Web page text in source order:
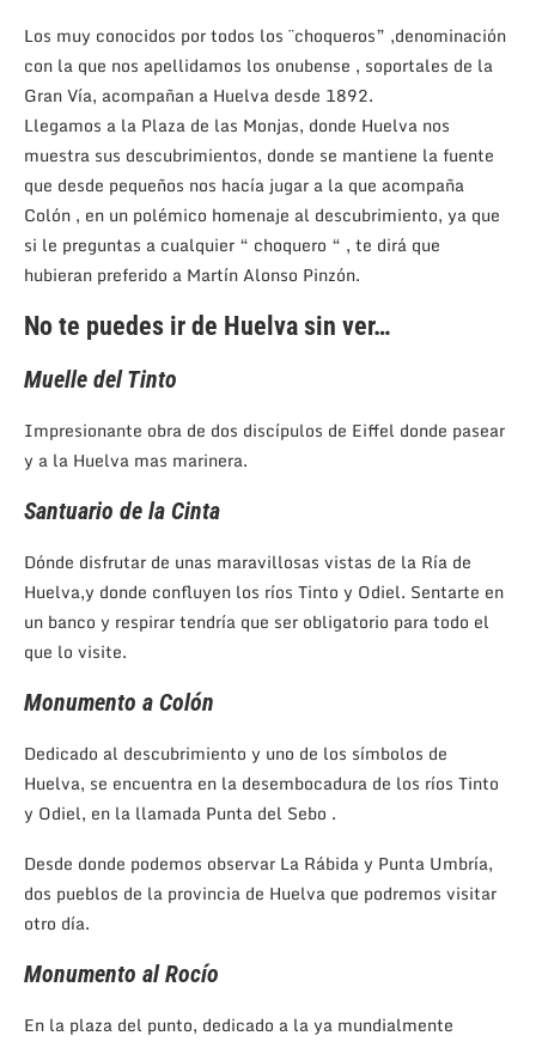
Los muy conocidos por todos los ¨choqueros” ,denominación
con la que nos apellidamos los onubense , soportales de la
Gran Vía, acompañan a Huelva desde 1892.
Llegamos a la Plaza de las Monjas, donde Huelva nos
muestra sus descubrimientos, donde se mantiene la fuente
que desde pequeños nos hacía jugar a la que acompaña
Colón , en un polémico homenaje al descubrimiento, ya que
si le preguntas a cualquier “ choquero “ , te dirá que
hubieran preferido a Martín Alonso Pinzón.
No te puedes ir de Huelva sin ver…
Muelle del Tinto
Impresionante obra de dos discípulos de Eiffel donde pasear
y a la Huelva mas marinera.
Santuario de la Cinta
Dónde disfrutar de unas maravillosas vistas de la Ría de
Huelva,y donde confluyen los ríos Tinto y Odiel. Sentarte en
un banco y respirar tendría que ser obligatorio para todo el
que lo visite.
Monumento a Colón
Dedicado al descubrimiento y uno de los símbolos de
Huelva, se encuentra en la desembocadura de los ríos Tinto
y Odiel, en la llamada Punta del Sebo .
Desde donde podemos observar La Rábida y Punta Umbría,
dos pueblos de la provincia de Huelva que podremos visitar
otro día.
Monumento al Rocío
En la plaza del punto, dedicado a la ya mundialmente